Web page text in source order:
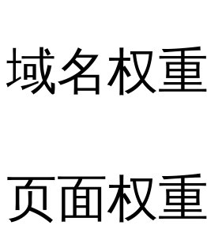
域名权重
页面权重